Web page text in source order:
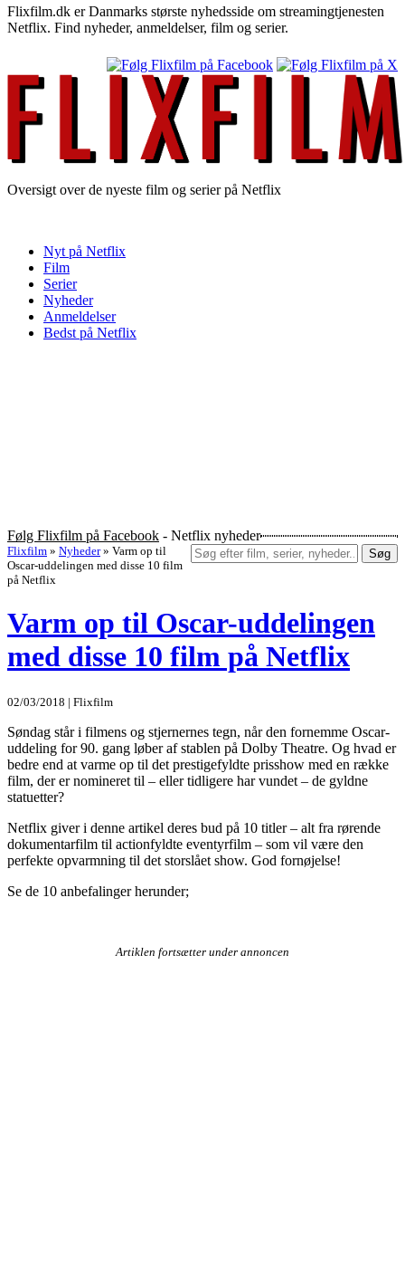
Flixfilm.dk er Danmarks største nyhedsside om streamingtjenesten
Netflix. Find nyheder, anmeldelser, film og serier.
Oversigt over de nyeste film og serier på Netflix
Nyt på Netflix
Film
Serier
Nyheder
Anmeldelser
Bedst på Netflix
Følg Flixfilm på Facebook - Netflix nyheder
Søg
Flixfilm » Nyheder » Varm op til
Oscar-uddelingen med disse 10 film
på Netflix
Varm op til Oscar-uddelingen
med disse 10 film på Netflix
02/03/2018 | Flixfilm
Søndag står i filmens og stjernernes tegn, når den fornemme Oscar-
uddeling for 90. gang løber af stablen på Dolby Theatre. Og hvad er
bedre end at varme op til det prestigefyldte prisshow med en række
film, der er nomineret til – eller tidligere har vundet – de gyldne
statuetter?
Netflix giver i denne artikel deres bud på 10 titler – alt fra rørende
dokumentarfilm til actionfyldte eventyrfilm – som vil være den
perfekte opvarmning til det storslået show. God fornøjelse!
Se de 10 anbefalinger herunder;
Artiklen fortsætter under annoncen